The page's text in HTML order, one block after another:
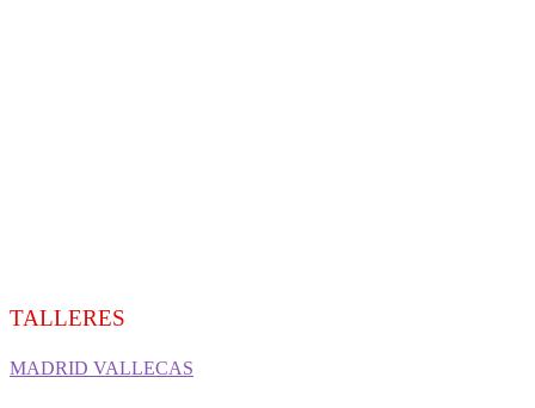
TALLERES
MADRID VALLECAS